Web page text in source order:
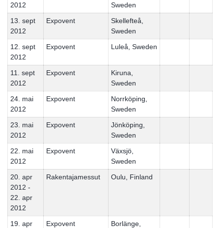
2012
Sweden
13. sept
2012
Expovent
Skellefteå,
Sweden
12. sept
2012
Expovent Luleå, Sweden
11. sept
2012
Expovent
Kiruna,
Sweden
24. mai
2012
Expovent
Norrköping,
Sweden
23. mai
2012
Expovent
Jönköping,
Sweden
22. mai
2012
Expovent
Växsjö,
Sweden
20. apr
2012 -
22. apr
2012
Rakentajamessut Oulu, Finland
19. apr
Expovent
Borlänge,